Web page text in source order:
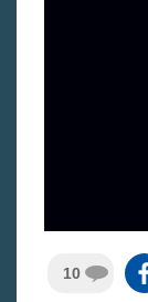
10